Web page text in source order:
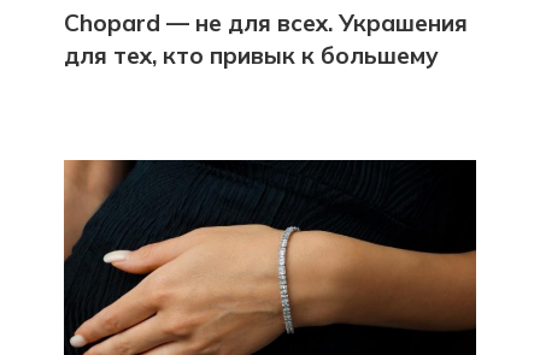
Chopard — не для всех. Украшения
для тех, кто привык к большему